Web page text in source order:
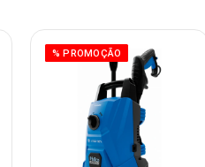
% PROMOÇÃO